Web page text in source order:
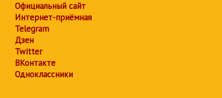
Официальный сайт
Интернет-приёмная
Telegram
Дзен
Twitter
ВКонтакте
Одноклассники